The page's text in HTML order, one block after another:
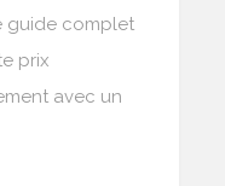
guide complet
prix
avec un